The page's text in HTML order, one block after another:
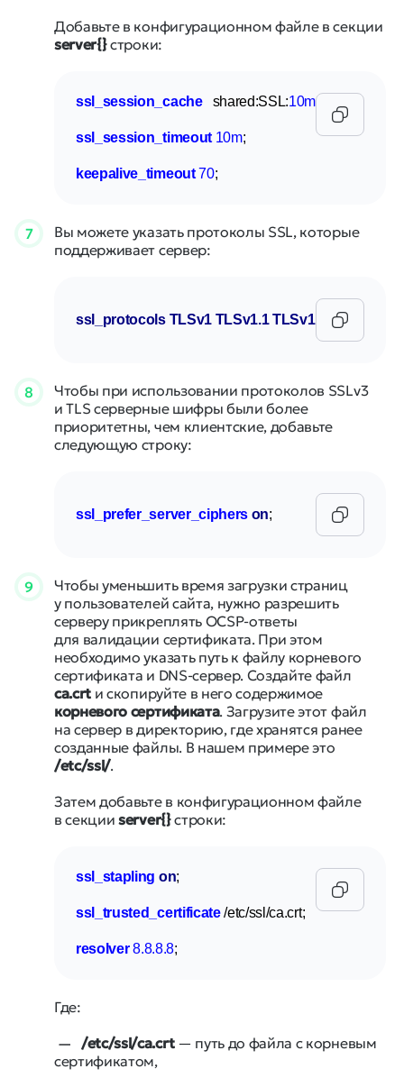
Добавьте в конфигурационном файле в секции
server{}строки:
ssl_session_cache
   shared:SSL:
10m;
ssl_session_timeout 10m;
keepalive_timeout 70;
7
Вы можете указать протоколы SSL, которые
поддерживает сервер:
ssl_protocols TLSv1 TLSv1.1 TLSv1.2
8
Чтобы при использовании протоколов SSLv3
и TLS серверные шифры были более
приоритетны, чем клиентские, добавьте
следующую строку:
ssl_prefer_server_ciphers on;
9
Чтобы уменьшить время загрузки страниц
у пользователей сайта, нужно разрешить
серверу прикреплять OCSP-ответы
для валидации сертификата. При этом
необходимо указать путь к файлу корневого
сертификата и DNS-сервер. Создайте файл
ca.crt и скопируйте в него содержимое
корневого сертификата. Загрузите этот файл
на сервер в директорию, где хранятся ранее
созданные файлы. В нашем примере это
/etc/ssl/.
Затем добавьте в конфигурационном файле
в секцииserver{}строки:
ssl_stapling on;
ssl_trusted_certificate /etc/ssl/ca.crt;
resolver 8.8.8.8;
Где:
/etc/ssl/ca.crt— путь до файла с корневым
сертификатом,